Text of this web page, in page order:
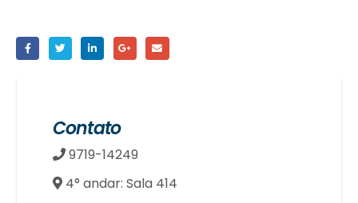
Contato
9719-14249
4° andar: Sala 414